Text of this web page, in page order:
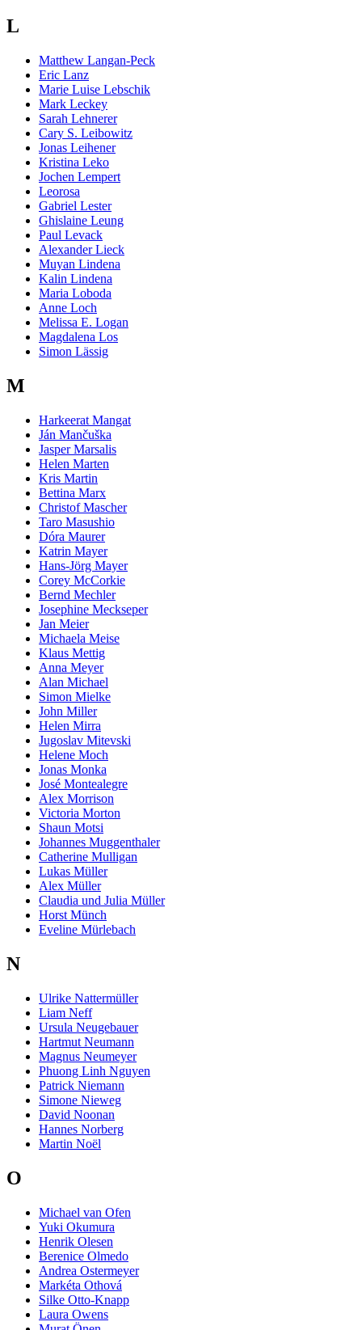
L
Matthew Langan-Peck
Eric Lanz
Marie Luise Lebschik
Mark Leckey
Sarah Lehnerer
Cary S. Leibowitz
Jonas Leihener
Kristina Leko
Jochen Lempert
Leorosa
Gabriel Lester
Ghislaine Leung
Paul Levack
Alexander Lieck
Muyan Lindena
Kalin Lindena
Maria Loboda
Anne Loch
Melissa E. Logan
Magdalena Los
Simon Lässig
M
Harkeerat Mangat
Ján Mančuška
Jasper Marsalis
Helen Marten
Kris Martin
Bettina Marx
Christof Mascher
Taro Masushio
Dóra Maurer
Katrin Mayer
Hans-Jörg Mayer
Corey McCorkie
Bernd Mechler
Josephine Meckseper
Jan Meier
Michaela Meise
Klaus Mettig
Anna Meyer
Alan Michael
Simon Mielke
John Miller
Helen Mirra
Jugoslav Mitevski
Helene Moch
Jonas Monka
José Montealegre
Alex Morrison
Victoria Morton
Shaun Motsi
Johannes Muggenthaler
Catherine Mulligan
Lukas Müller
Alex Müller
Claudia und Julia Müller
Horst Münch
Eveline Mürlebach
N
Ulrike Nattermüller
Liam Neff
Ursula Neugebauer
Hartmut Neumann
Magnus Neumeyer
Phuong Linh Nguyen
Patrick Niemann
Simone Nieweg
David Noonan
Hannes Norberg
Martin Noël
O
Michael van Ofen
Yuki Okumura
Henrik Olesen
Berenice Olmedo
Andrea Ostermeyer
Markéta Othová
Silke Otto-Knapp
Laura Owens